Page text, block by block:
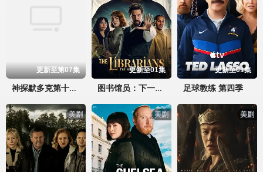
更新至第07集
神探默多克第十九季
更新至01集
图书馆员：下一章 第二季
更新至01集
足球教练 第四季
美剧 美剧 美剧